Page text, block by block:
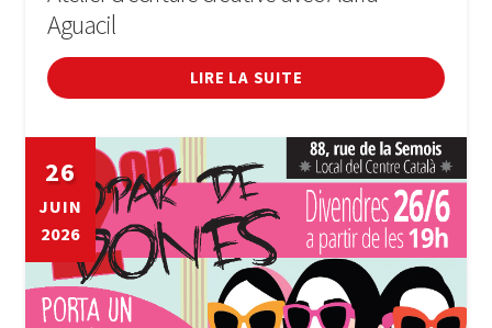
Aguacil
LIRE LA SUITE
26
JUIN
2026